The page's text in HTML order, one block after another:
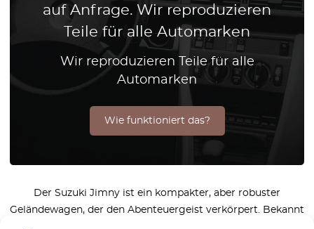
auf Anfrage. Wir reproduzieren
Teile für alle Automarken
Wir reproduzieren Teile für alle
Automarken
Wie funktioniert das?
Der Suzuki Jimny ist ein kompakter, aber robuster
Geländewagen, der den Abenteuergeist verkörpert. Bekannt